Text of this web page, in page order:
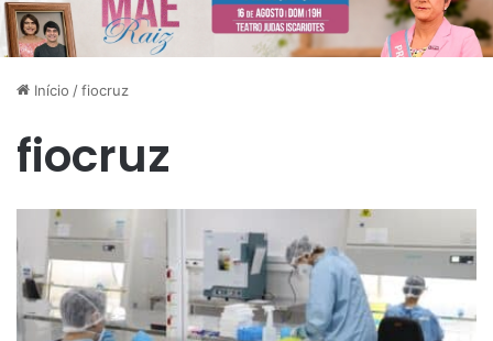
Início /fiocruz
fiocruz